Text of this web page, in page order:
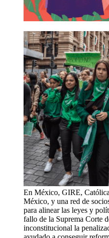
En México, GIRE,
México, y una red de
para alinear las leyes y
fallo de la Suprema Corte
inconstitucional la